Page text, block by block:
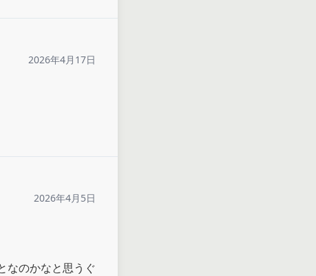
2026年4月17日
2026年4月5日
なのかなと思うぐ